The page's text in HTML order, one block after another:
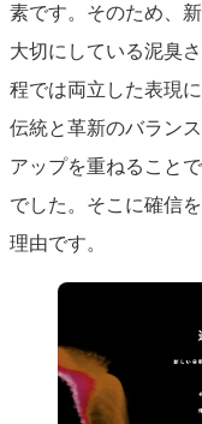
素です。そのため、
大切にしている泥臭
程では両立した表現
伝統と革新のバラン
アップを重ねること
でした。そこに確信
理由です。